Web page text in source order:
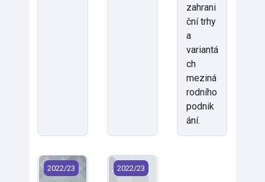
zahrani
ční trhy
a
variantá
ch
meziná
rodního
podnik
ání.
KMG/MEO-E - International Trade (2022) (ENGLISH)
2022/23 KMG/MGS - Marketing služeb
2022/23